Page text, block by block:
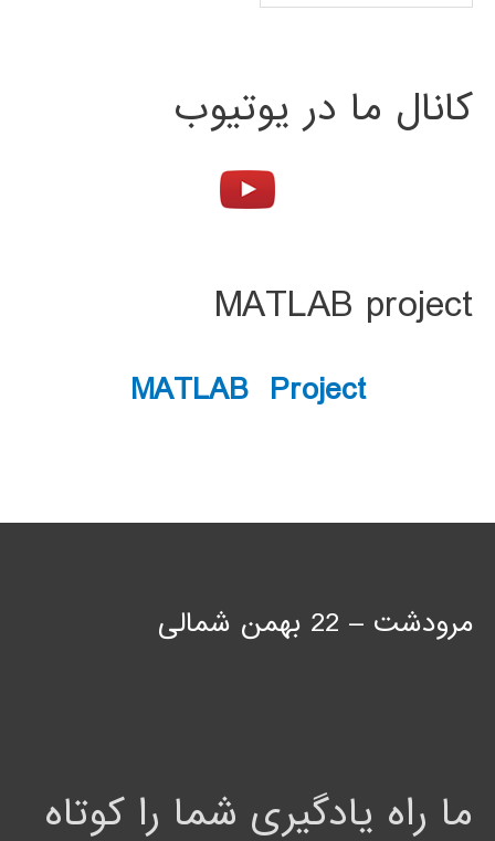
کانال ما در یوتیوب
MATLAB project
MATLAB Project
مرودشت – 22 بهمن شمالی
ما راه یادگیری شما را کوتاه